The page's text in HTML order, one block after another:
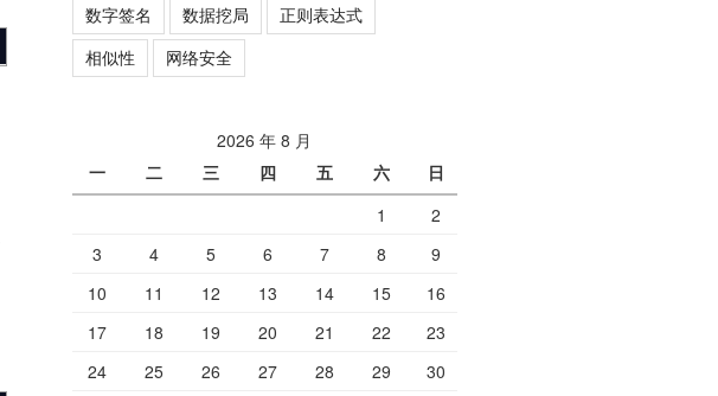
数字签名
数据挖局
正则表达式
相似性
网络安全
2026 年 8 月
一
二 三 四 五 六
日
1
2
3
4 5 6 7 8
9
10
11 12 13 14 15
16
17
18 19 20 21 22
23
24
25 26 27 28 29
30